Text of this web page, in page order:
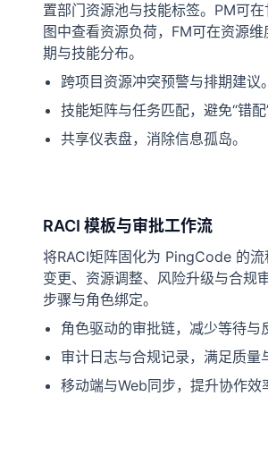
置部门资源池与技能标签。PM可
图中查看资源负荷，FM可在资源
期与技能分布。
跨项目资源冲突预警与排期建议。
技能矩阵与任务匹配，避免“错配
共享仪表盘，消除信息孤岛。
RACI 模板与审批工作流
将RACI矩阵固化为 PingCode 的流
变更、资源调整、风险升级与合规
步骤与角色绑定。
角色驱动的审批链，减少等待与
审计日志与合规记录，满足质量
移动端与Web同步，提升协作效